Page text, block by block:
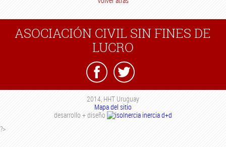
ASOCIACIÓN CIVIL SIN FINES DE
LUCRO
2014, HHT Uruguay
Mapa del sitio
desarrollo + diseño
inercia d+d
?>